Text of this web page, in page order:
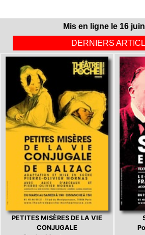
Mis en ligne le 16
DERNIERS
PETITES MISÈRES DE LA VIE
CONJUGALE